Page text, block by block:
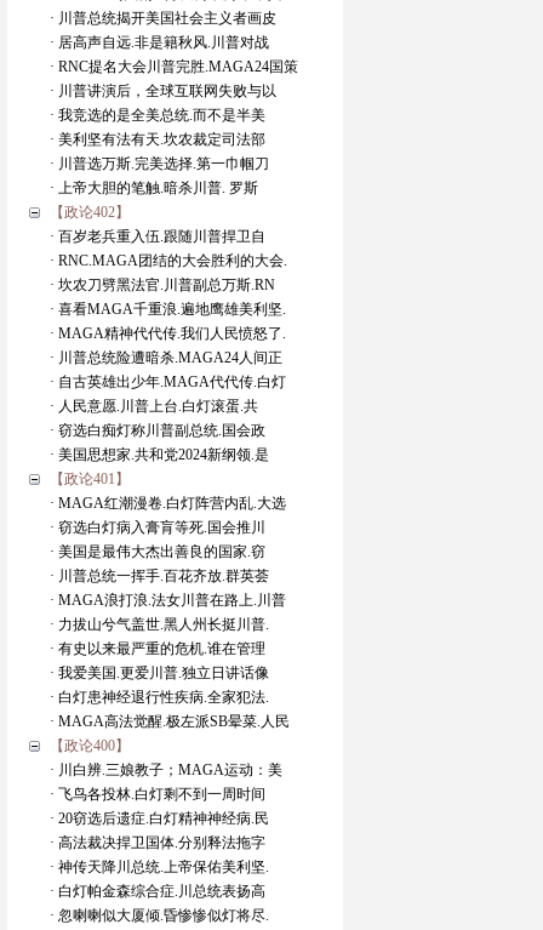
· 川普总统揭开美国社会主义者画皮
· 居高声自远.非是籍秋风.川普对战
· RNC提名大会川普完胜.MAGA24国策
· 川普讲演后，全球互联网失败与以
· 我竞选的是全美总统.而不是半美
· 美利坚有法有天.坎农裁定司法部
· 川普选万斯.完美选择.第一巾帼刀
· 上帝大胆的笔触.暗杀川普. 罗斯
【政论402】
· 百岁老兵重入伍.跟随川普捍卫自
· RNC.MAGA团结的大会胜利的大会.
· 坎农刀劈黑法官.川普副总万斯.RN
· 喜看MAGA千重浪.遍地鹰雄美利坚.
· MAGA精神代代传.我们人民愤怒了.
· 川普总统险遭暗杀.MAGA24人间正
· 自古英雄出少年.MAGA代代传.白灯
· 人民意愿.川普上台.白灯滚蛋.共
· 窃选白痴灯称川普副总统.国会政
· 美国思想家.共和党2024新纲领.是
【政论401】
· MAGA红潮漫卷.白灯阵营内乱.大选
· 窃选白灯病入膏肓等死.国会推川
· 美国是最伟大杰出善良的国家.窃
· 川普总统一挥手.百花齐放.群英荟
· MAGA浪打浪.法女川普在路上.川普
· 力拔山兮气盖世.黑人州长挺川普.
· 有史以来最严重的危机.谁在管理
· 我爱美国.更爱川普.独立日讲话像
· 白灯患神经退行性疾病.全家犯法.
· MAGA高法觉醒.极左派SB晕菜.人民
【政论400】
· 川白辨.三娘教子；MAGA运动：美
· 飞鸟各投林.白灯剩不到一周时间
· 20窃选后遗症.白灯精神神经病.民
· 高法裁决捍卫国体.分别释法拖字
· 神传天降川总统.上帝保佑美利坚.
· 白灯帕金森综合症.川总统表扬高
· 忽喇喇似大厦倾.昏惨惨似灯将尽.